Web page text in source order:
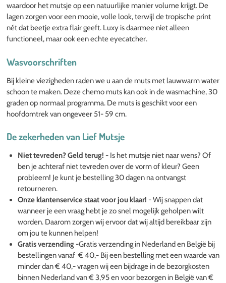
waardoor het mutsje op een natuurlijke manier volume krijgt. De
lagen zorgen voor een mooie, volle look, terwijl de tropische print
nét dat beetje extra flair geeft. Luxy is daarmee niet alleen
functioneel, maar ook een echte eyecatcher.
Wasvoorschriften
Bij kleine viezigheden raden we u aan de muts met lauwwarm water
schoon te maken. Deze chemo muts kan ook in de wasmachine, 30
graden op normaal programma. De muts is geschikt voor een
hoofdomtrek van ongeveer 51- 59 cm.
De zekerheden van Lief Mutsje
Niet tevreden? Geld terug! - Is het mutsje niet naar wens? Of
ben je achteraf niet tevreden over de vorm of kleur? Geen
probleem! Je kunt je bestelling 30 dagen na ontvangst
retourneren.
Onze klantenservice staat voor jou klaar! - Wij snappen dat
wanneer je een vraag hebt je zo snel mogelijk geholpen wilt
worden. Daarom zorgen wij ervoor dat wij altijd bereikbaar zijn
om jou te kunnen helpen!
Gratis verzending-Gratis verzending in Nederland en België bij
bestellingen vanaf € 40,- Bij een bestelling met een waarde van
minder dan € 40,- vragen wij een bijdrage in de bezorgkosten
binnen Nederland van € 3,95 en voor bezorgen in België van €